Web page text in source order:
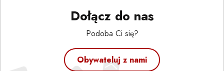
Dołącz do nas
Podoba Ci się?
Obywateluj z nami